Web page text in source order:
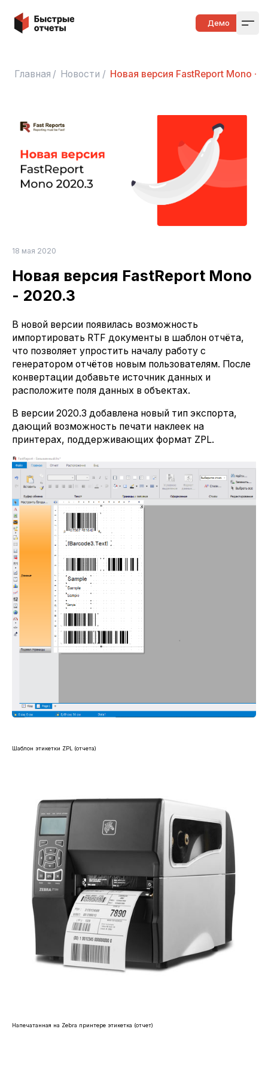
Быстрые отчеты Демо
Главная / Новости / Новая версия FastReport Mono -
18 мая 2020
Новая версия FastReport Mono
- 2020.3
В новой версии появилась возможность
импортировать RTF документы в шаблон отчёта,
что позволяет упростить началу работу с
генератором отчётов новым пользователям. После
конвертации добавьте источник данных и
расположите поля данных в объектах.
В версии 2020.3 добавлена новый тип экспорта,
дающий возможность печати наклеек на
принтерах, поддерживающих формат ZPL.
Шаблон этикетки ZPL (отчета)
Напечатанная на Zebra принтере этикетка (отчет)